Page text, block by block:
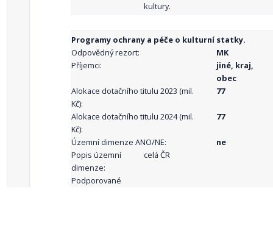
kultury.
Programy ochrany a péče o kulturní statky.
Odpovědný rezort:
MK
Příjemci:
jiné, kraj,
obec
Alokace dotačního titulu 2023 (mil.
Kč):
77
Alokace dotačního titulu 2024 (mil.
Kč):
77
Územní dimenze ANO/NE:
ne
Popis územní
dimenze:
celá ČR
Podporované